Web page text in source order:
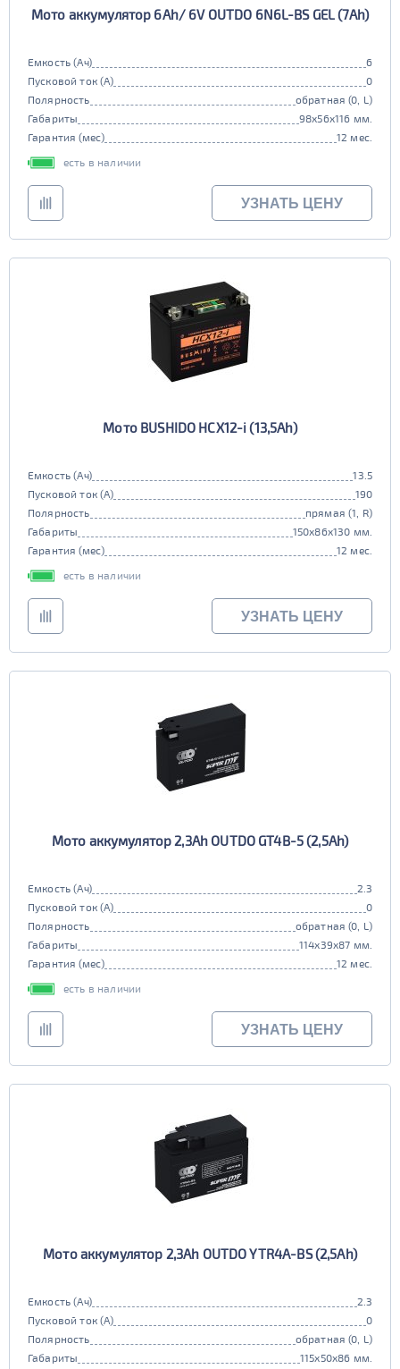
Мото аккумулятор 6Ah/ 6V OUTDO 6N6L-BS GEL (7Ah)
Емкость (Ач)
6
Пусковой ток (А)
0
Полярность
обратная (0, L)
Габариты
98x56x116 мм.
Гарантия (мес)
12 мес.
есть в наличии
УЗНАТЬ ЦЕНУ
Мото BUSHIDO HCX12-i (13,5Ah)
Емкость (Ач)
13.5
Пусковой ток (А)
190
Полярность
прямая (1, R)
Габариты
150x86x130 мм.
Гарантия (мес)
12 мес.
есть в наличии
УЗНАТЬ ЦЕНУ
Мото аккумулятор 2,3Ah OUTDO GT4B-5 (2,5Ah)
Емкость (Ач)
2.3
Пусковой ток (А)
0
Полярность
обратная (0, L)
Габариты
114x39x87 мм.
Гарантия (мес)
12 мес.
есть в наличии
УЗНАТЬ ЦЕНУ
Мото аккумулятор 2,3Ah OUTDO YTR4A-BS (2,5Ah)
Емкость (Ач)
2.3
Пусковой ток (А)
0
Полярность
обратная (0, L)
Габариты
115x50x86 мм.